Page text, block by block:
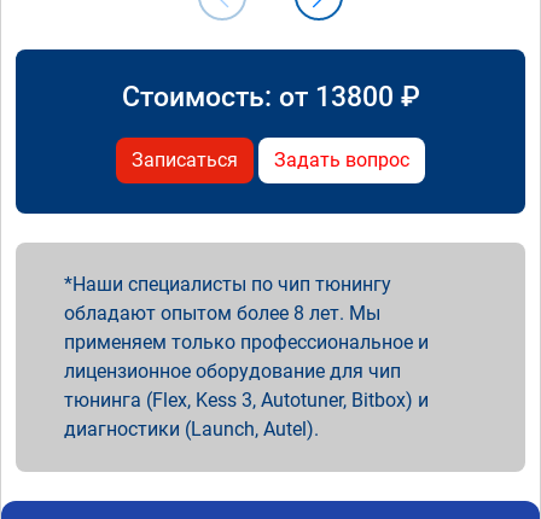
Стоимость: от 13800 ₽
Записаться Задать вопрос
Наши специалисты по чип тюнингу
обладают опытом более 8 лет. Мы
применяем только профессиональное и
лицензионное оборудование для чип
тюнинга (Flex, Kess 3, Autotuner, Bitbox) и
диагностики (Launch, Autel).